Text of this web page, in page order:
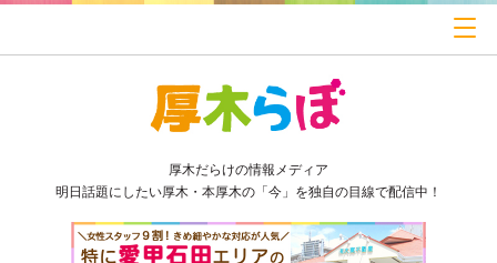
厚木だらけの情報メディア
明日話題にしたい厚木・本厚木の「今」を独自の目線で配信中！